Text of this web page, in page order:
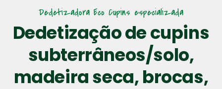
Dedetizadora Eco Cupins especializada
Dedetização de cupins
subterrâneos/solo,
madeira seca, brocas,